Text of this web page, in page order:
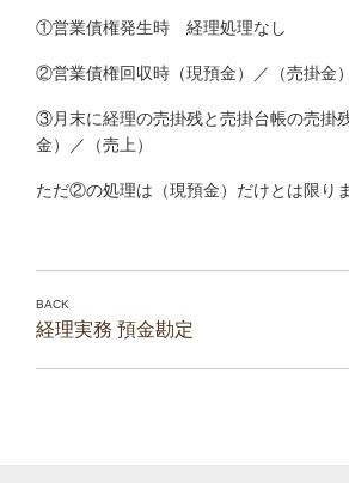
①営業債権発生時 経理処理なし
②営業債権回収時（現預金）／（売掛金）
③月末に経理の売掛残と売掛台帳の売掛
金）／（売上）
ただ②の処理は（現預金）だけとは限り
経理実務 預金勘定